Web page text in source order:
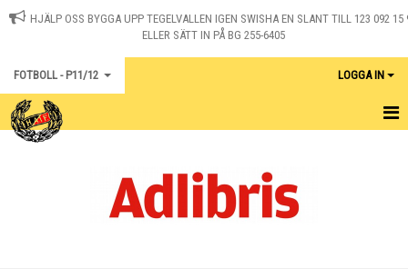
HJÄLP OSS BYGGA UPP TEGELVALLEN IGEN SWISHA EN SLANT TILL 123 092 15
ELLER SÄTT IN PÅ BG 255-6405
FOTBOLL - P11/12 LOGGA IN